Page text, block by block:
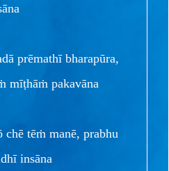
prēmathī bharapūra,
mīṭhāṁ pakavāna
tēṁ manē, prabhu
insāna